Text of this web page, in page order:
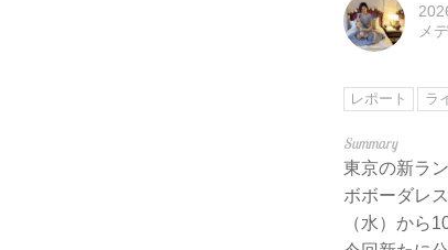
メ
レポート ラ
東京の新ラ
ボボーダレ
（水）から